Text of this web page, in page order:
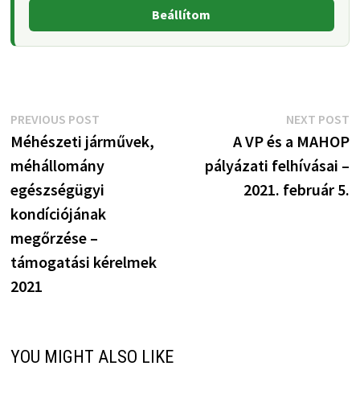
Beállítom
Bejegyzés
navigáció
PREVIOUS POSTPrevious
post:
Méhészeti járművek,
méhállomány
egészségügyi
kondíciójának
megőrzése –
támogatási kérelmek
2021
NEXT POST
A VP és a MAHOP
pályázati felhívásai –
2021. február 5.
YOU MIGHT ALSO LIKE